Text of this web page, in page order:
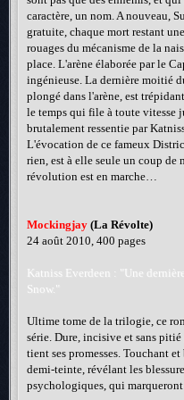
caractère, un nom. A nouveau,
gratuite, chaque mort restant
rouages du mécanisme de la
place. L'arène élaborée par le
ingénieuse. La dernière moitié
plongé dans l'arène, est
le temps qui file à toute vitesse
brutalement ressentie par
L'évocation de ce fameux
rien, est à elle seule un coup de
révolution est en marche…
Mockingjay (La Révolte)
24 août 2010, 400 pages
Katniss Everdeen : "Une
Snow."
Ultime tome de la trilogie, ce
série. Dure, incisive et sans
tient ses promesses. Touchant
demi-teinte, révélant les
psychologiques, qui